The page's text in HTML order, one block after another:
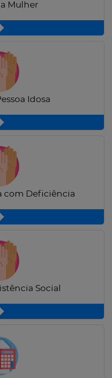
Mulher
Idosa
com Deficiência
Social